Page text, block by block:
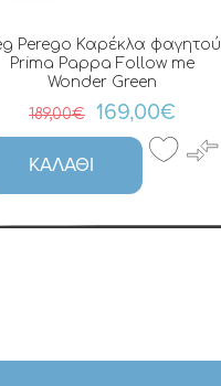
Perego Καρέκλα φαγητού
Prima Pappa Follow me
Wonder Green
189,00€
169,00€
ΚΑΛΆΘΙ